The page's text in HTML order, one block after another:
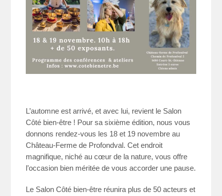
L’automne est arrivé, et avec lui, revient le Salon
Côté bien-être ! Pour sa sixième édition, nous vous
donnons rendez-vous les 18 et 19 novembre au
Château-Ferme de Profondval. Cet endroit
magnifique, niché au cœur de la nature, vous offre
l’occasion bien méritée de vous accorder une pause.
Le Salon Côté bien-être réunira plus de 50 acteurs et